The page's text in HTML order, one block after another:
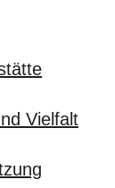
Vielfalt